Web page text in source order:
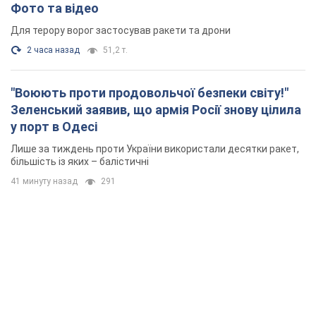
Фото та відео
Для терору ворог застосував ракети та дрони
2 часа назад 51,2 т.
"Воюють проти продовольчої безпеки світу!"
Зеленський заявив, що армія Росії знову цілила
у порт в Одесі
Лише за тиждень проти України використали десятки ракет,
більшість із яких – балістичні
41 минуту назад 291